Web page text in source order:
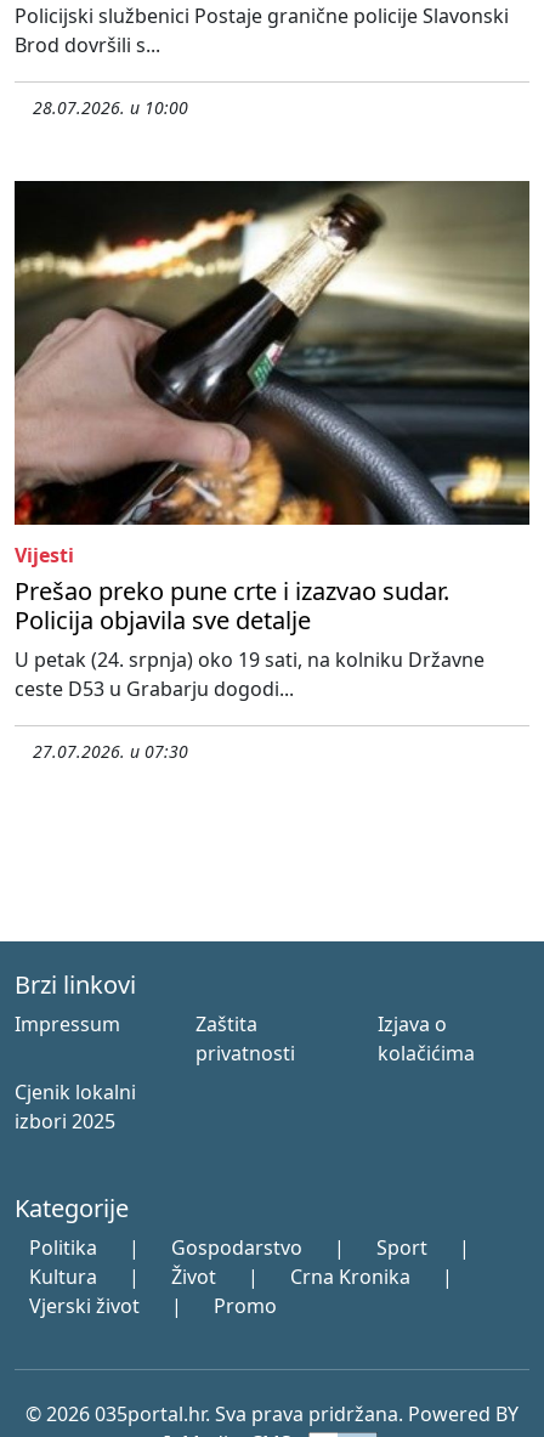
Policijski službenici Postaje granične policije Slavonski
Brod dovršili s...
28.07.2026. u 10:00
Vijesti
Prešao preko pune crte i izazvao sudar.
Policija objavila sve detalje
U petak (24. srpnja) oko 19 sati, na kolniku Državne
ceste D53 u Grabarju dogodi...
27.07.2026. u 07:30
Brzi linkovi
Impressum
Zaštita
privatnosti
Izjava o
kolačićima
Cjenik lokalni
izbori 2025
Kategorije
Politika | Gospodarstvo | Sport
|
Kultura
| Život | Crna Kronika
|
Vjerski život
| Promo
© 2026 035portal.hr. Sva prava pridržana. Powered BY